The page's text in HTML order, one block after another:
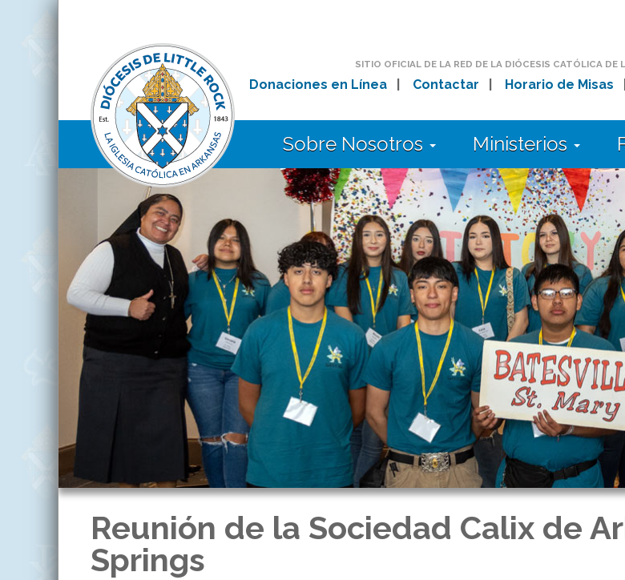
SITIO OFICIAL DE LA RED DE LA DIÓCESIS CATÓLICA DE
Donaciones en Línea| Contactar Horario de Misas
Sobre Nosotros Ministerios
Reunión de la Sociedad Calix de
Springs